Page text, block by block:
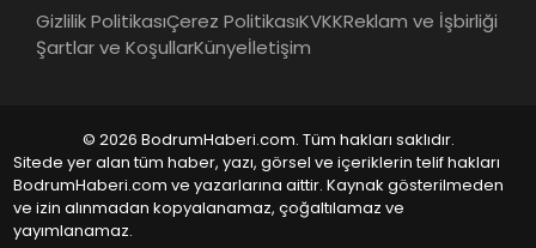
Gizlilik PolitikasıÇerez PolitikasıKVKKReklam ve İşbirliği
Şartlar ve KoşullarKünyeİletişim
© 2026 BodrumHaberi.com. Tüm hakları saklıdır.
Sitede yer alan tüm haber, yazı, görsel ve içeriklerin telif hakları
BodrumHaberi.com ve yazarlarına aittir. Kaynak gösterilmeden
ve izin alınmadan kopyalanamaz, çoğaltılamaz ve
yayımlanamaz.